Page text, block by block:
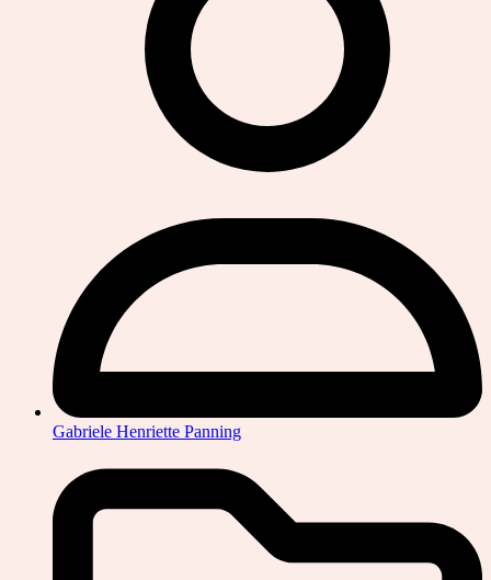
Gabriele Henriette Panning